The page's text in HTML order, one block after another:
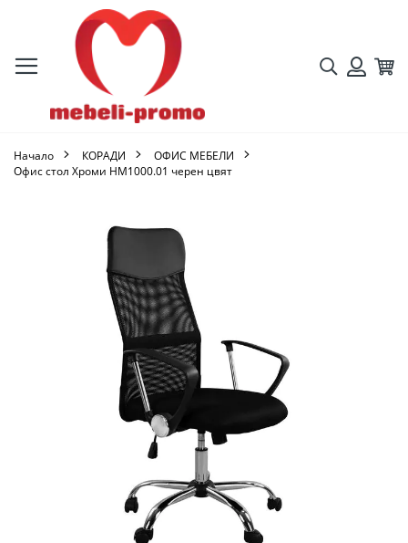
Търсене
Начало КОРАДИ
ОФИС МЕБЕЛИ
Офис стол Хроми HM1000.01 черен цвят